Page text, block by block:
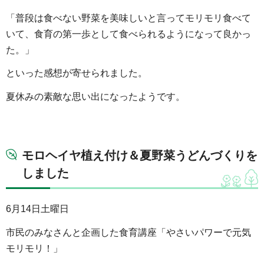
「普段は食べない野菜を美味しいと言ってモリモリ食べて
いて、食育の第一歩として食べられるようになって良かっ
た。」
といった感想が寄せられました。
夏休みの素敵な思い出になったようです。
モロヘイヤ植え付け＆夏野菜うどんづくりを
しました
6月14日土曜日
市民のみなさんと企画した食育講座「やさいパワーで元気
モリモリ！」